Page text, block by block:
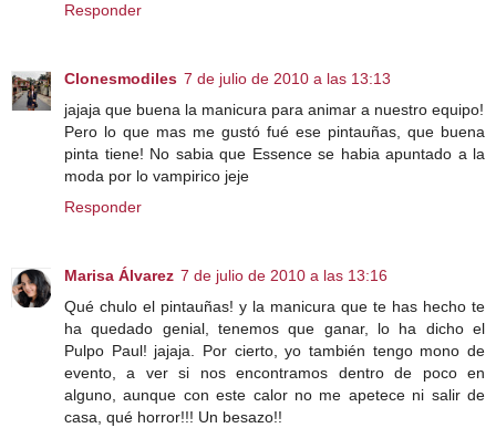
Responder
Clonesmodiles 7 de julio de 2010 a las 13:13
jajaja que buena la manicura para animar a nuestro equipo!
Pero lo que mas me gustó fué ese pintauñas, que buena
pinta tiene! No sabia que Essence se habia apuntado a la
moda por lo vampirico jeje
Responder
Marisa Álvarez 7 de julio de 2010 a las 13:16
Qué chulo el pintauñas! y la manicura que te has hecho te
ha quedado genial, tenemos que ganar, lo ha dicho el
Pulpo Paul! jajaja. Por cierto, yo también tengo mono de
evento, a ver si nos encontramos dentro de poco en
alguno, aunque con este calor no me apetece ni salir de
casa, qué horror!!! Un besazo!!